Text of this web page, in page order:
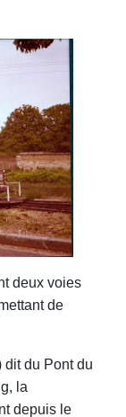
deux voies
de
dit du Pont du
la
depuis le